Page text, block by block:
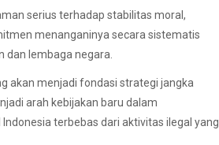
serius terhadap stabilitas moral,
menanganinya secara sistematis
lembaga negara.
akan menjadi fondasi strategi jangka
arah kebijakan baru dalam
terbebas dari aktivitas ilegal yang